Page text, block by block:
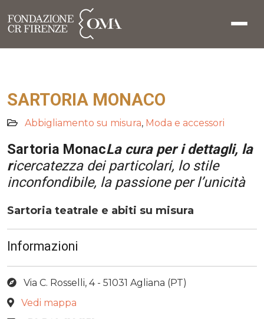
SARTORIA MONACO
Abbigliamento su misura, Moda e accessori
Sartoria MonacLa cura per i dettagli, la
ricercatezza dei particolari, lo stile
inconfondibile, la passione per l’unicità
Sartoria teatrale e abiti su misura
Informazioni
Via C. Rosselli, 4 - 51031 Agliana (PT)
Vedi mappa